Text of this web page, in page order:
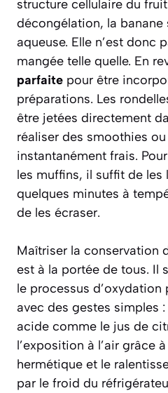
structure cellulaire du
décongélation, la banane
aqueuse. Elle n’est donc
mangée telle quelle. En
parfaite pour être
préparations. Les
être jetées directement
réaliser des smoothies
instantanément frais.
les muffins, il suffit de les
quelques minutes à
de les écraser.
Maîtriser la conservation
est à la portée de tous. Il
le processus
avec des gestes simples :
acide comme le jus de
l’exposition à l’air grâce
hermétique et le
par le froid du